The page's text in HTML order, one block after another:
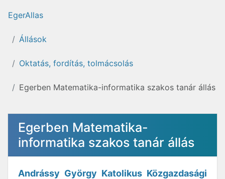
EgerAllas
Állások
Oktatás, fordítás, tolmácsolás
Egerben Matematika-informatika szakos tanár állás
Egerben Matematika-
informatika szakos tanár állás
Andrássy György Katolikus Közgazdasági